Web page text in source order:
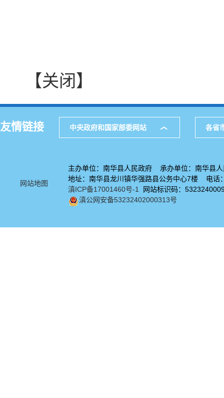
【关闭】
友情链接 中央政府和国家部委网站 各省
网站地图
主办单位：南华县人民政府 承办单位：南华县人
地址：南华县龙川镇华强路县公务中心7楼 电
滇ICP备17001460号-1
网站标识码：
滇公网安备53232402000313号